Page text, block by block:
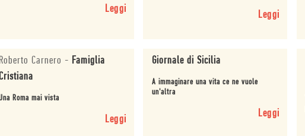
Leggi
Leggi
Carnero - Famiglia
Roma mai vista
Leggi
Giornale di Sicilia
A immaginare una vita ce ne vuole
un'altra
Leggi